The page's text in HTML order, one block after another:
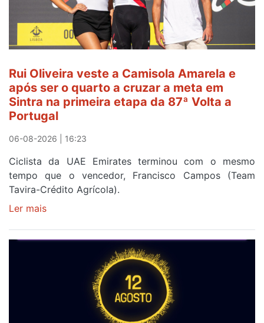
Rui Oliveira veste a Camisola Amarela e
após ser o quarto a cruzar a meta em
Sintra na primeira etapa da 87ª Volta a
Portugal
06-08-2026 | 16:23
Ciclista da UAE Emirates terminou com o mesmo
tempo que o vencedor, Francisco Campos (Team
Tavira-Crédito Agrícola).
Ler mais
Oliveira